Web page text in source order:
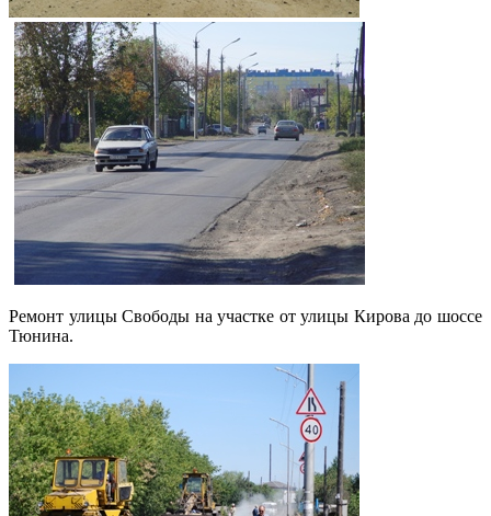
Ремонт улицы Свободы на участке от улицы Кирова до шоссе
Тюнина.